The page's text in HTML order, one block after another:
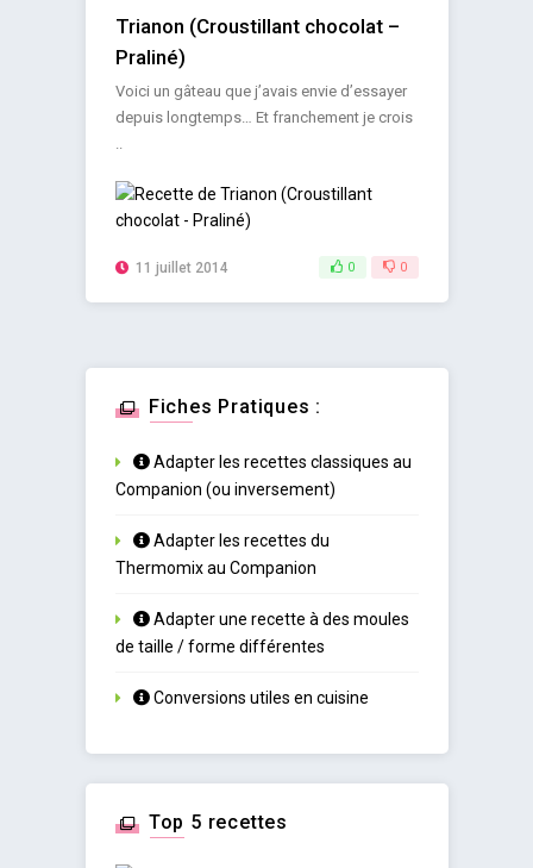
Trianon (Croustillant chocolat –
Praliné)
Voici un gâteau que j’avais envie d’essayer
depuis longtemps… Et franchement je crois
11 juillet 2014 0 0
Fiches Pratiques :
Adapter les recettes classiques au
Companion (ou inversement)
Adapter les recettes du
Thermomix au Companion
Adapter une recette à des moules
de taille / forme différentes
Conversions utiles en cuisine
Top 5 recettes